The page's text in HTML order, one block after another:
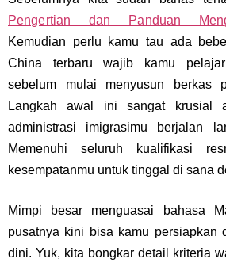
Pengertian dan Panduan
Kemudian perlu kamu tau ada
China terbaru wajib kamu
sebelum mulai menyusun berkas
Langkah awal ini sangat krusial
administrasi imigrasimu berjalan
Memenuhi seluruh kualifikasi
kesempatanmu untuk tinggal di sana
Mimpi besar menguasai bahasa
pusatnya kini bisa kamu persiapkan
dini. Yuk, kita bongkar detail kriteria